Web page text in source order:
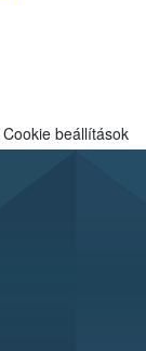
Cookie beállítások